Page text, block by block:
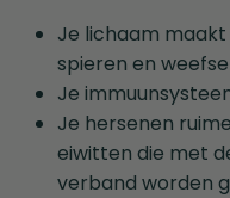
Je lichaam
spieren en
Je
Je hersenen
eiwitten die met
verband worden